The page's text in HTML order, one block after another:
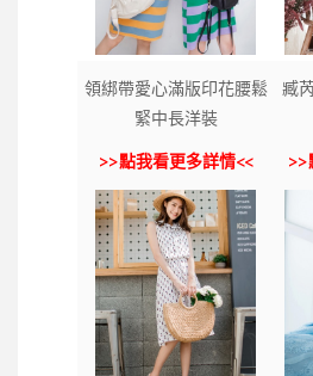
領綁帶愛心滿版印花腰鬆
緊中長洋裝
>>點我看更多詳情<<
臧
>>